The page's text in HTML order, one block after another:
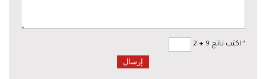
* اكتب ناتج 9 +